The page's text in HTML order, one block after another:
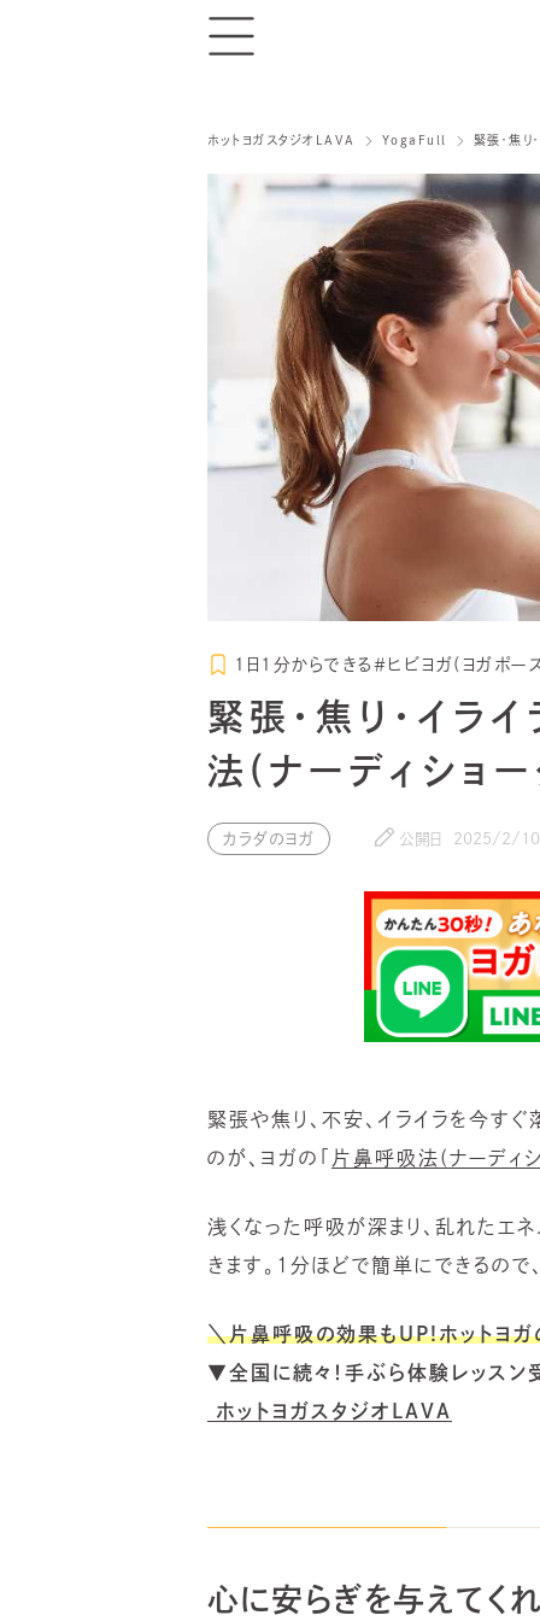
ホットヨガスタジオLAVA YogaFull 緊張・焦り
1日1分からできる＃ヒビヨガ(ヨガポー
緊張・焦り・イラ
法(ナーディショ
カラダのヨガ 公開日 2025/2/10
緊張や焦り、不安、イライラを今す
のが、ヨガの「
片鼻呼吸法(ナーディ
浅くなった呼吸が深まり、乱れたエ
きます。1分ほどで簡単にできるので
＼片鼻呼吸の効果もUP!ホットヨ
▼全国に続々！手ぶら体験レッスン
ホットヨガスタジオLAVA
心に安らぎを与えてく